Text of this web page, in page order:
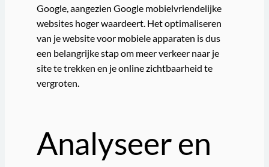
Google, aangezien Google mobielvriendelijke
websites hoger waardeert. Het optimaliseren
van je website voor mobiele apparaten is dus
een belangrijke stap om meer verkeer naar je
site te trekken en je online zichtbaarheid te
vergroten.
Analyseer en